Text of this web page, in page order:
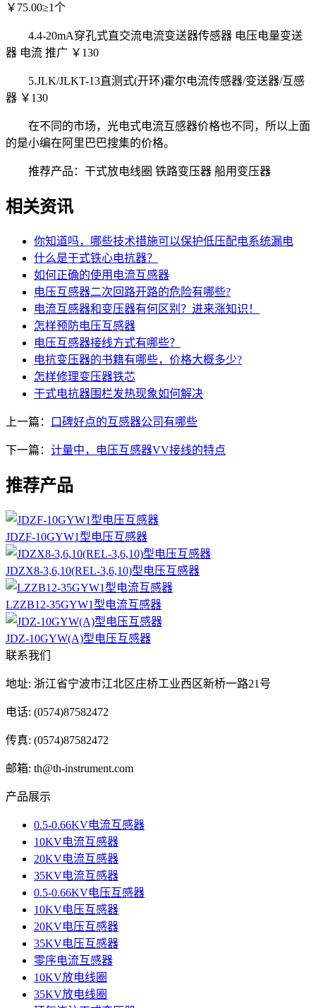
￥75.00≥1个
4.4-20mA穿孔式直交流电流变送器传感器 电压电量变送
器 电流 推广 ￥130
5.JLK/JLKT-13直测式(开环)霍尔电流传感器/变送器/互感
器 ￥130
在不同的市场，光电式电流互感器价格也不同，所以上面
的是小编在阿里巴巴搜集的价格。
推荐产品：干式放电线圈 铁路变压器 船用变压器
相关资讯
你知道吗，哪些技术措施可以保护低压配电系统漏电
什么是干式铁心电抗器？
如何正确的使用电流互感器
电压互感器二次回路开路的危险有哪些?
电流互感器和变压器有何区别？进来涨知识！
怎样预防电压互感器
电压互感器接线方式有哪些？
电抗变压器的书籍有哪些，价格大概多少?
怎样修理变压器铁芯
干式电抗器围栏发热现象如何解决
上一篇： 口碑好点的互感器公司有哪些
下一篇： 计量中，电压互感器VV接线的特点
推荐产品
JDZF-10GYW1型电压互感器
JDZX8-3,6,10(REL-3,6,10)型电压互感器
LZZB12-35GYW1型电流互感器
JDZ-10GYW(A)型电压互感器
联系我们
地址: 浙江省宁波市江北区庄桥工业西区新桥一路21号
电话: (0574)87582472
传真: (0574)87582472
邮箱: th@th-instrument.com
产品展示
0.5-0.66KV电流互感器
10KV电流互感器
20KV电流互感器
35KV电流互感器
0.5-0.66KV电压互感器
10KV电压互感器
20KV电压互感器
35KV电压互感器
零序电流互感器
10KV放电线圈
35KV放电线圈